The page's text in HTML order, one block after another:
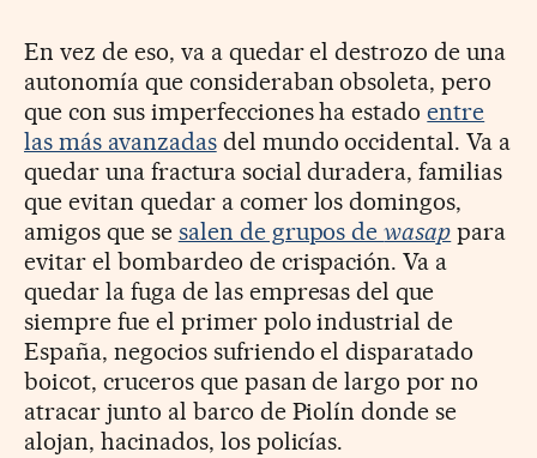
En vez de eso, va a quedar el destrozo de una
autonomía que consideraban obsoleta, pero
que con sus imperfecciones ha estadoentre
las más avanzadasdel mundo occidental. Va a
quedar una fractura social duradera, familias
que evitan quedar a comer los domingos,
amigos que se salen de grupos dewasap para
evitar el bombardeo de crispación. Va a
quedar la fuga de las empresas del que
siempre fue el primer polo industrial de
España, negocios sufriendo el disparatado
boicot, cruceros que pasan de largo por no
atracar junto al barco de Piolín donde se
alojan, hacinados, los policías.